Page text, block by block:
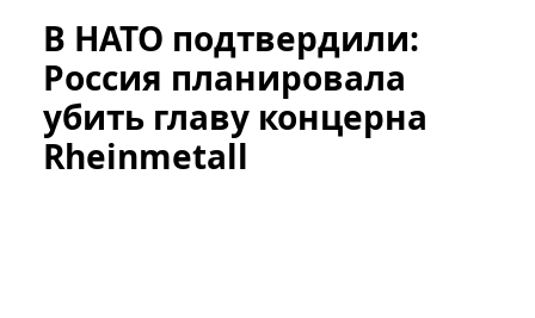
В НАТО подтвердили:
Россия планировала
убить главу концерна
Rheinmetall